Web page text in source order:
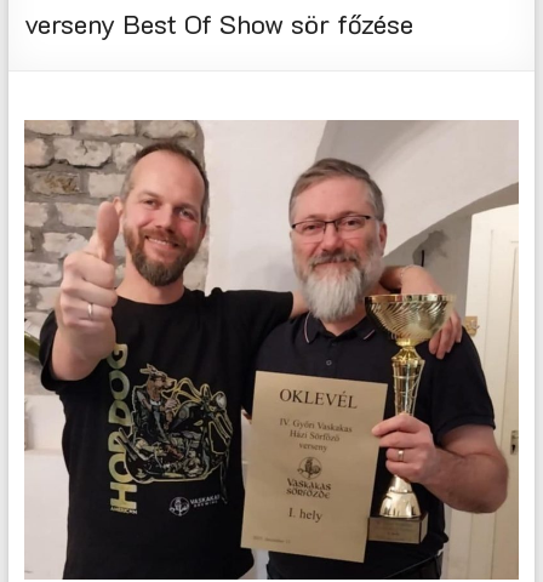
Egyesület
verseny Best Of Show sör főzése